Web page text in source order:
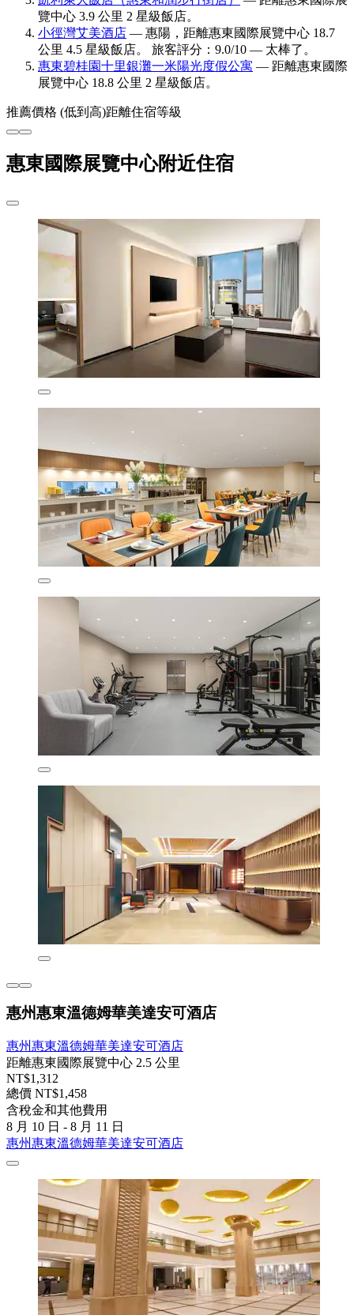
覽中心 3.9 公里 2 星級飯店。
小徑灣艾美酒店 — 惠陽，距離惠東國際展覽中心 18.7
公里 4.5 星級飯店。 旅客評分：9.0/10 — 太棒了。
惠東碧桂園十里銀灘一米陽光度假公寓 — 距離惠東國際
展覽中心 18.8 公里 2 星級飯店。
推薦價格 (低到高)距離住宿等級
惠東國際展覽中心附近住宿
惠州惠東溫德姆華美達安可酒店
惠州惠東溫德姆華美達安可酒店
距離惠東國際展覽中心 2.5 公里
NT$1,312
總價 NT$1,458
含稅金和其他費用
8 月 10 日 - 8 月 11 日
惠州惠東溫德姆華美達安可酒店